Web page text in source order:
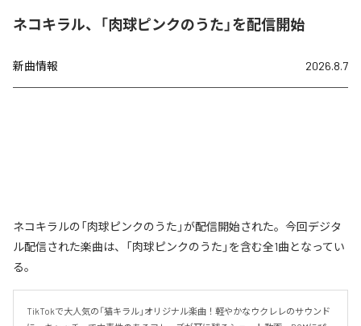
ネコキラル、「肉球ピンクのうた」を配信開始
新曲情報 2026.8.7
ネコキラルの「肉球ピンクのうた」が配信開始された。今回デジタ
ル配信された楽曲は、「肉球ピンクのうた」を含む全1曲となってい
る。
TikTokで大人気の「猫キラル」オリジナル楽曲！軽やかなウクレレのサウンド